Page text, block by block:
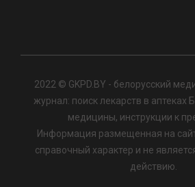
2022 © GKPD.BY - белорусский
журнал: поиск лекарств в аптеках
медицины, инструкции к
Информация размещенная на
справочный характер и не
действию.